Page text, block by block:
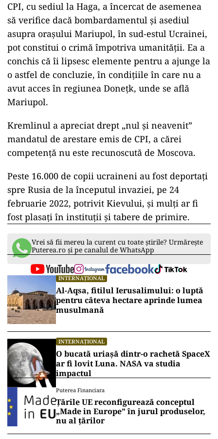
CPI, cu sediul la Haga, a încercat de asemenea
să verifice dacă bombardamentul şi asediul
asupra oraşului Mariupol, în sud-estul Ucrainei,
pot constitui o crimă împotriva umanităţii. Ea a
conchis că îi lipsesc elemente pentru a ajunge la
o astfel de concluzie, în condiţiile în care nu a
avut acces în regiunea Doneţk, unde se află
Mariupol.
Kremlinul a apreciat drept „nul şi neavenit”
mandatul de arestare emis de CPI, a cărei
competenţă nu este recunoscută de Moscova.
Peste 16.000 de copii ucraineni au fost deportaţi
spre Rusia de la începutul invaziei, pe 24
februarie 2022, potrivit Kievului, şi mulţi ar fi
fost plasaţi în instituţii şi tabere de primire.
Vrei să fii mereu la curent cu toate știrile? Urmărește
Puterea.ro și pe canalul de WhatsApp
INTERNAȚIONAL
Al-Aqsa, fitilul Ierusalimului: o luptă
pentru câteva hectare aprinde lumea
musulmană
INTERNAȚIONAL
O bucată uriașă dintr-o rachetă SpaceX
ar fi lovit Luna. NASA va studia
impactul
Puterea Financiara
Țările UE reconfigurează conceptul
„Made in Europe” în jurul produselor,
nu al țărilor